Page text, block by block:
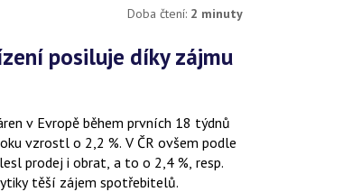
Doba čtení: 2 minuty
v Evropě během prvních 18 týdnů
vzrostl o 2,2 %. V ČR ovšem podle
prodej i obrat, a to o 2,4 %, resp.
těší zájem spotřebitelů.